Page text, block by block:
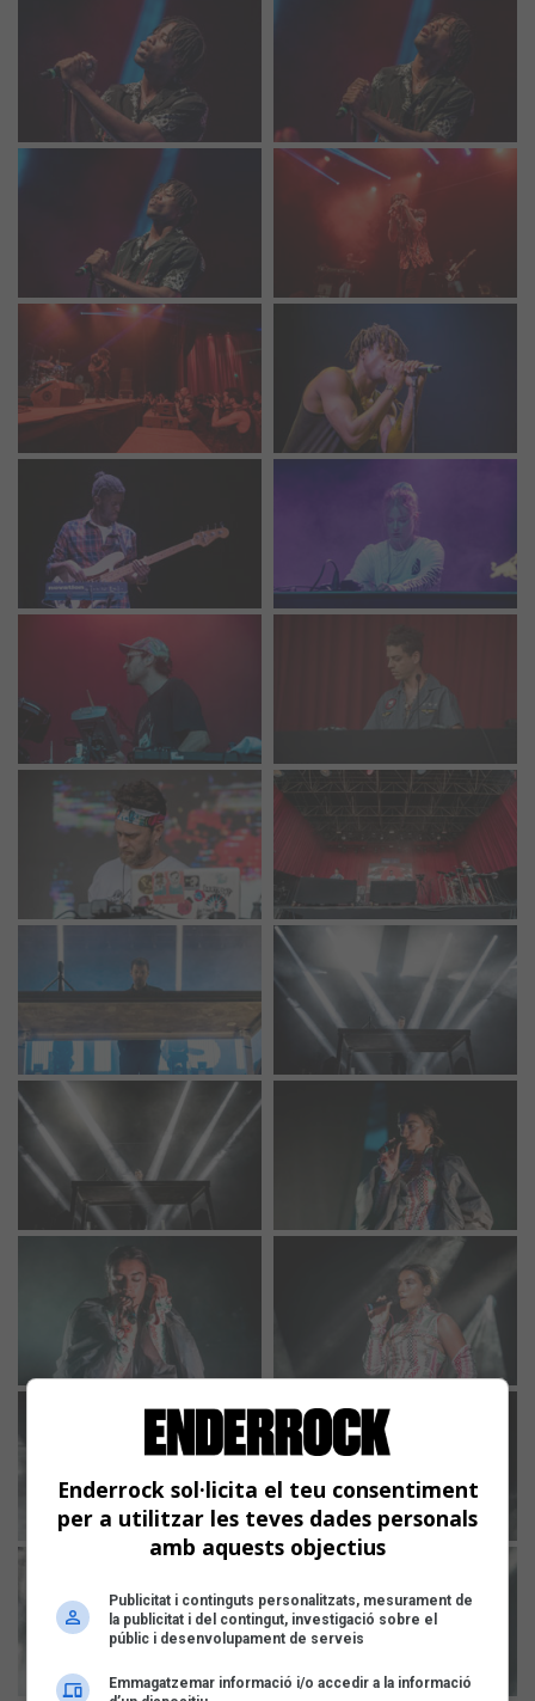
Enderrock sol·licita el teu consentiment
per a utilitzar les teves dades personals
amb aquests objectius
Publicitat i continguts personalitzats, mesurament de
la publicitat i del contingut, investigació sobre el
públic i desenvolupament de serveis
Emmagatzemar informació i/o accedir a la informació